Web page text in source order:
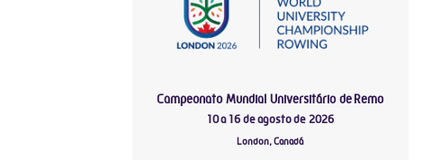
Campeonato Mundial Universitário de Remo
10 a 16 de agosto de 2026
London, Canadá